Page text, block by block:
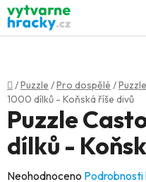
Přejít
na
obsah
Domů
/Puzzle /Pro dospělé /
1000 dílků - Koňská říše divů
Puzzle
dílků -
Průměrné
Neohodnoceno Podrobnosti